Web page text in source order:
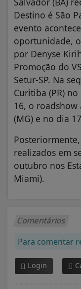
Destino é São
evento
oportunidade,
por Denyse
Promoção do
Setur-SP. Na
Curitiba (PR)
16, o roadshow
(MG) e no dia
realizados em
outubro nos
Miami).
Comentários
Para comentar
Login